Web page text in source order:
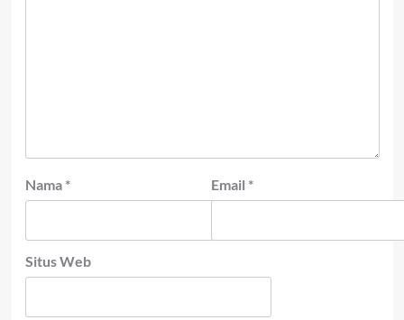
Nama * Email *
Situs Web